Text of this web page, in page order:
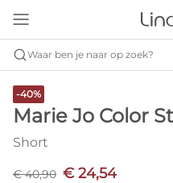
Waar ben je naar op zoek?
-40%
Marie Jo Color
Short
€ 40,90 € 24,54